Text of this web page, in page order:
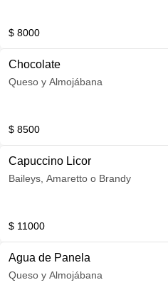
$ 8000
Chocolate
Queso y Almojábana
$ 8500
Capuccino Licor
Baileys, Amaretto o Brandy
$ 11000
Agua de Panela
Queso y Almojábana